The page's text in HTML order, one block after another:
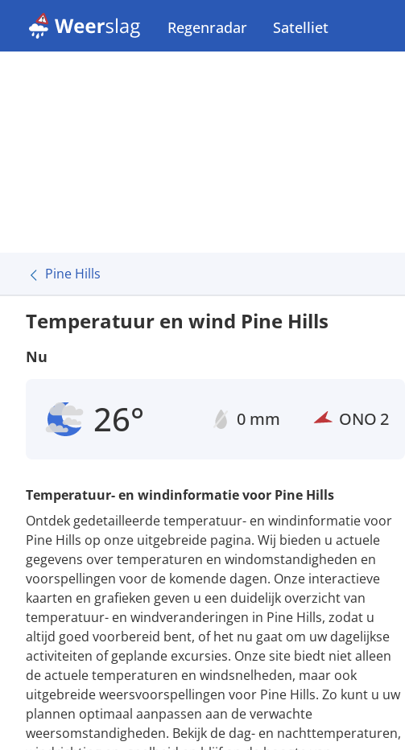
Regenradar Satelliet
Pine Hills
Temperatuur en wind Pine Hills
Nu
26° 0 mm ONO 2
Temperatuur- en windinformatie voor Pine Hills
Ontdek gedetailleerde temperatuur- en windinformatie voor
Pine Hills op onze uitgebreide pagina. Wij bieden u actuele
gegevens over temperaturen en windomstandigheden en
voorspellingen voor de komende dagen. Onze interactieve
kaarten en grafieken geven u een duidelijk overzicht van
temperatuur- en windveranderingen in Pine Hills, zodat u
altijd goed voorbereid bent, of het nu gaat om uw dagelijkse
activiteiten of geplande excursies. Onze site biedt niet alleen
de actuele temperaturen en windsnelheden, maar ook
uitgebreide weersvoorspellingen voor Pine Hills. Zo kunt u uw
plannen optimaal aanpassen aan de verwachte
weersomstandigheden. Bekijk de dag- en nachttemperaturen,